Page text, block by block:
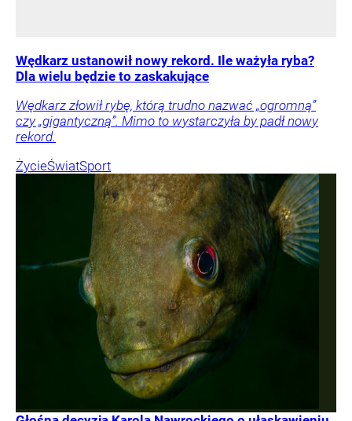
Wędkarz ustanowił nowy rekord. Ile ważyła ryba?
Dla wielu będzie to zaskakujące
Wędkarz złowił rybę, którą trudno nazwać „ogromną”
czy „gigantyczną”. Mimo to wystarczyła by padł nowy
rekord.
ŻycieŚwiatSport